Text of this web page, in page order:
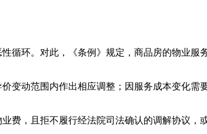
循环。对此，《条例》规定，商品房的物业服
变动范围内作出相应调整；因服务成本变化
费，且拒不履行经法院司法确认的调解协议